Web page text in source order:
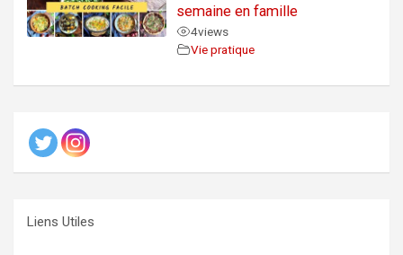
semaine en famille
4views
Vie pratique
Liens Utiles